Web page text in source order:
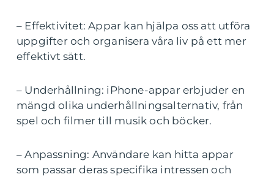
– Effektivitet: Appar kan hjälpa oss att utföra
uppgifter och organisera våra liv på ett mer
effektivt sätt.
– Underhållning: iPhone-appar erbjuder en
mängd olika underhållningsalternativ, från
spel och filmer till musik och böcker.
– Anpassning: Användare kan hitta appar
som passar deras specifika intressen och